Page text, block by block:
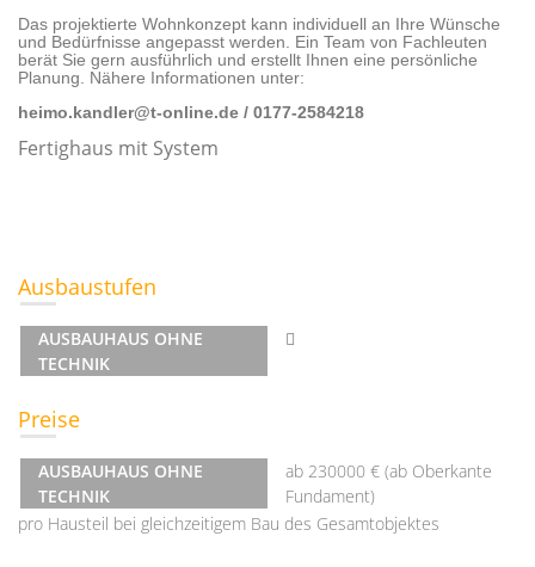
Das projektierte Wohnkonzept kann individuell an Ihre Wünsche
und Bedürfnisse angepasst werden. Ein Team von Fachleuten
berät Sie gern ausführlich und erstellt Ihnen eine persönliche
Planung. Nähere Informationen unter:
heimo.kandler@t-online.de / 0177-2584218
Fertighaus mit System
Ausbaustufen
AUSBAUHAUS OHNE
TECHNIK
Preise
AUSBAUHAUS OHNE
TECHNIK
ab 230000 € (ab Oberkante
Fundament)
pro Hausteil bei gleichzeitigem Bau des Gesamtobjektes